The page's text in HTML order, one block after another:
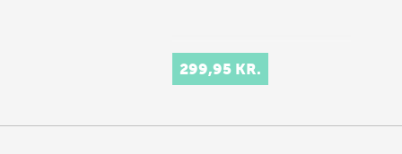
299,95 KR.